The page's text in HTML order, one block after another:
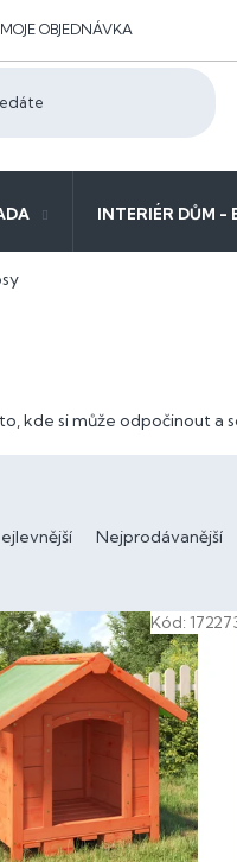
MOJE OBJEDNÁVKA
INTERIÉR DŮM -
kde si může odpočinout a
Nejprodávanější
Kód: